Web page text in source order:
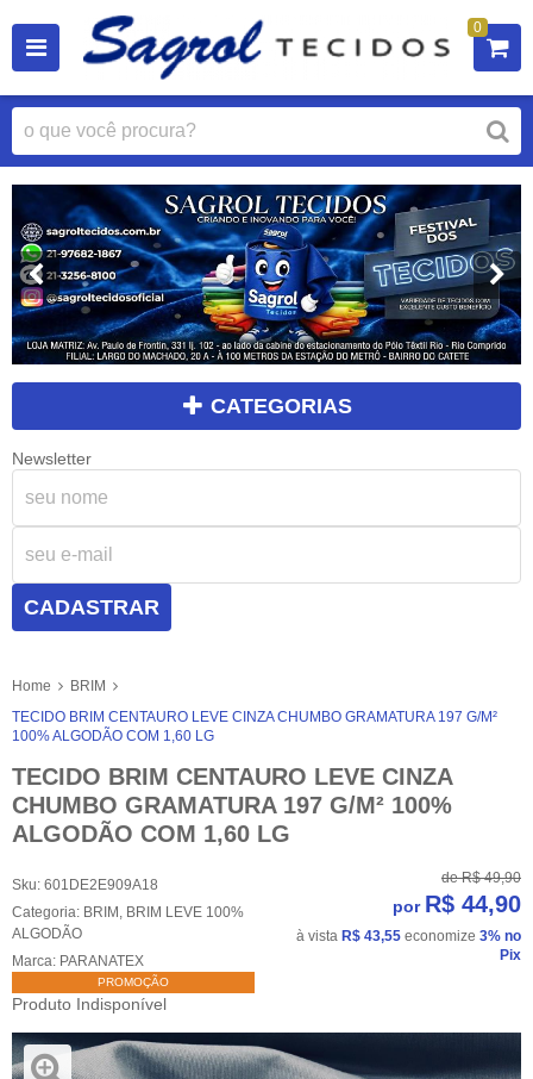
0
CATEGORIAS
Newsletter
CADASTRAR
Home
BRIM
TECIDO BRIM CENTAURO LEVE CINZA CHUMBO GRAMATURA 197 G/M²
100% ALGODÃO COM 1,60 LG
TECIDO BRIM CENTAURO LEVE CINZA
CHUMBO GRAMATURA 197 G/M² 100%
ALGODÃO COM 1,60 LG
Sku: 601DE2E909A18
Categoria: BRIM , BRIM LEVE 100%
ALGODÃO
Marca: PARANATEX
PROMOÇÃO
Produto Indisponível
de R$ 49,90
por R$ 44,90
à vista R$ 43,55 economize 3% no
Pix